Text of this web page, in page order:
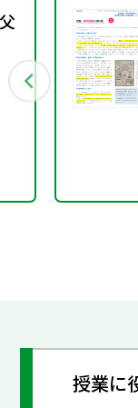
授業に